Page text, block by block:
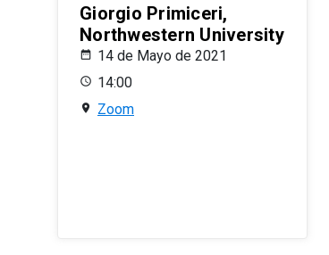
Giorgio Primiceri,
Northwestern University
14 de Mayo de 2021
14:00
Zoom